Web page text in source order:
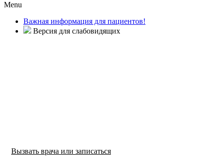
Menu
Важная информация для пациентов!
Версия для слабовидящих
Вызвать врача или записаться